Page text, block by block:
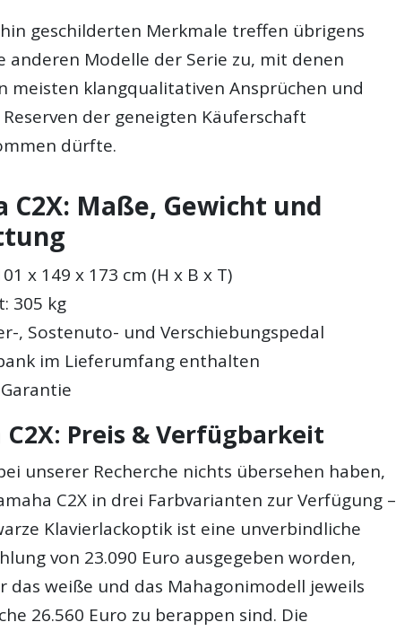
geschilderten Merkmale treffen übrigens
anderen Modelle der Serie zu, mit denen
meisten klangqualitativen Ansprüchen und
der geneigten Käuferschaft
dürfte.
C2X: Maße, Gewicht und
x 149 x 173 cm (H x B x T)
305 kg
, Sostenuto- und Verschiebungspedal
im Lieferumfang enthalten
C2X: Preis & Verfügbarkeit
unserer Recherche nichts übersehen haben,
C2X in drei Farbvarianten zur Verfügung –
Klavierlackoptik ist eine unverbindliche
von 23.090 Euro ausgegeben worden,
das weiße und das Mahagonimodell jeweils
26.560 Euro zu berappen sind. Die